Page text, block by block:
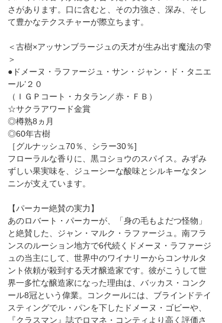
さがあります。口に含むと、その力強さ、深み、そし
て豊かなテクスチャーが際立ちます。
＜古樹×アッサンブラージュの天才が生み出す魔法の雫
＞
●ドメーヌ・ラファージュ・サン・ジャン・ド・タニエ
ール’２０
（ＩＧＰコート・カタラン／赤・ＦＢ）
☆サクラアワード金賞
◎樽熟8ヵ月
◎60年古樹
［グルナッシュ70％、シラー30％]
フローラルな香りに、黒コショウのスパイス。みずみ
ずしい果実味を、ジューシーな酸味とシルキーなタン
ニンが支えています。
【パーカー絶賛の実力】
あのロバート・パーカーが、「身の毛もよだつ怪物」
と絶賛した、ジャン・マルク・ラファージュ。南フラ
ンスのルーション地方で6代続くドメーヌ・ラファージ
ュの当主にして、世界中のワイナリーからコンサルタ
ント依頼が殺到する天才醸造家です。彼がこうして世
界一多忙な醸造家になった理由は、バッカス・コンク
ール8冠という偉業。コンクールには、ブラインドテイ
スティングでル・パンを下したドメーヌ・ゴビーや、
『クラスマン』誌でロマネ・コンティより高く評価さ